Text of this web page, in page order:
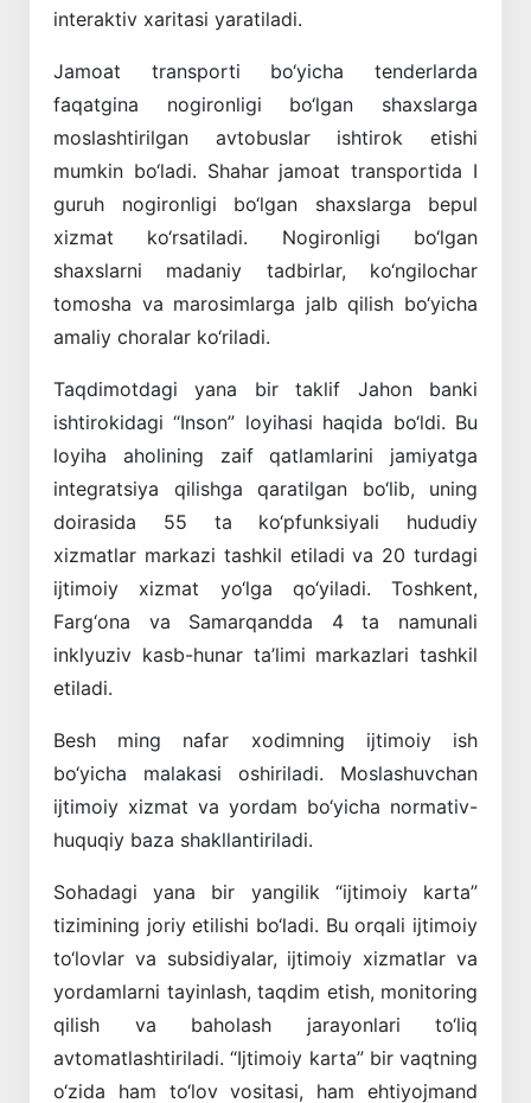
interaktiv xaritasi yaratiladi.
Jamoat transporti bo‘yicha tenderlarda
faqatgina nogironligi bo‘lgan shaxslarga
moslashtirilgan avtobuslar ishtirok etishi
mumkin bo‘ladi. Shahar jamoat transportida I
guruh nogironligi bo‘lgan shaxslarga bepul
xizmat ko‘rsatiladi. Nogironligi bo‘lgan
shaxslarni madaniy tadbirlar, ko‘ngilochar
tomosha va marosimlarga jalb qilish bo‘yicha
amaliy choralar ko‘riladi.
Taqdimotdagi yana bir taklif Jahon banki
ishtirokidagi “Inson” loyihasi haqida bo‘ldi. Bu
loyiha aholining zaif qatlamlarini jamiyatga
integratsiya qilishga qaratilgan bo‘lib, uning
doirasida 55 ta ko‘pfunksiyali hududiy
xizmatlar markazi tashkil etiladi va 20 turdagi
ijtimoiy xizmat yo‘lga qo‘yiladi. Toshkent,
Farg‘ona va Samarqandda 4 ta namunali
inklyuziv kasb-hunar ta’limi markazlari tashkil
etiladi.
Besh ming nafar xodimning ijtimoiy ish
bo‘yicha malakasi oshiriladi. Moslashuvchan
ijtimoiy xizmat va yordam bo‘yicha normativ-
huquqiy baza shakllantiriladi.
Sohadagi yana bir yangilik “ijtimoiy karta”
tizimining joriy etilishi bo‘ladi. Bu orqali ijtimoiy
to‘lovlar va subsidiyalar, ijtimoiy xizmatlar va
yordamlarni tayinlash, taqdim etish, monitoring
qilish va baholash jarayonlari to‘liq
avtomatlashtiriladi. “Ijtimoiy karta” bir vaqtning
o‘zida ham to‘lov vositasi, ham ehtiyojmand